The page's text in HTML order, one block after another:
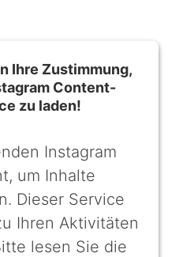
Ihre Zustimmung,
Content-
zu laden!
Instagram
um Inhalte
Dieser Service
Ihren Aktivitäten
lesen Sie die